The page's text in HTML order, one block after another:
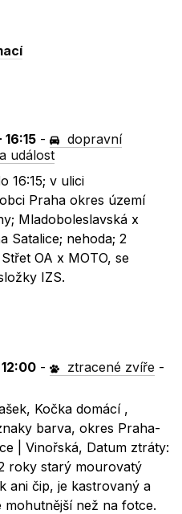
-
dopravní
událost
16:15; v ulici
Praha okres území
Mladoboleslavská x
Satalice; nehoda; 2
OA x MOTO, se
IZS.
- ztracené zvíře -
Kočka domácí ,
barva, okres Praha-
| Vinořská, Datum ztráty:
roky starý mourovatý
ani čip, je kastrovaný a
mohutnější než na fotce.